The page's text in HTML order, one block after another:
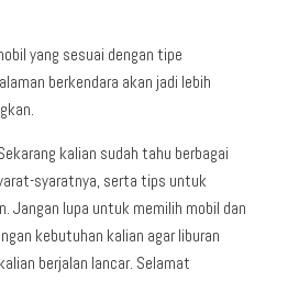
yang sesuai dengan tipe
berkendara akan jadi lebih
kalian sudah tahu berbagai
syaratnya, serta tips untuk
Jangan lupa untuk memilih mobil dan
kebutuhan kalian agar liburan
berjalan lancar. Selamat